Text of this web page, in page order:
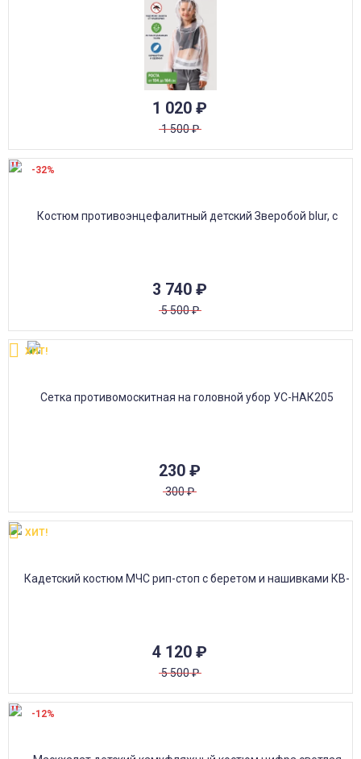
1 020 ₽
1 500₽
3 740 ₽
5 500₽
-32%
230 ₽
300₽
ХИТ!
4 120 ₽
5 500₽
ХИТ!
-12%